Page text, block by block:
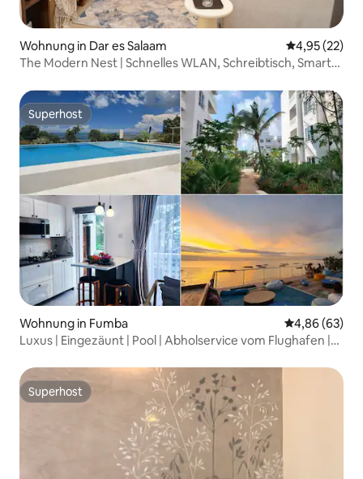
Wohnung in Dar es Salaam
4,95 (22)
The Modern Nest | Schnelles WLAN, Schreibtisch, Smart
Superhost
Superhost
Wohnung in Fumba
4,86 (63)
Luxus | Eingezäunt | Pool | Abholservice vom Flughafen |
Superhost
Superhost